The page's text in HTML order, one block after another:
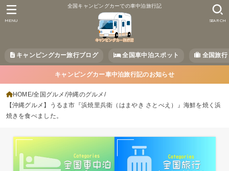
全国キャンピングカーでの車中泊旅行記
キャンピングカー旅行ブログ 全国車中泊スポット 全国旅行
SEARCH
MENU
キャンピングカー車中泊旅行記のお知らせ
HOME 全国グルメ 沖縄のグルメ
【沖縄グルメ】うるま市『浜焼里兵衛（はまやき さとべえ）』海鮮を焼く浜
焼きを食べました。